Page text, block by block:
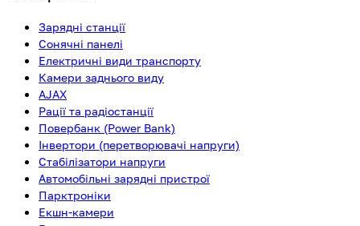
Зарядні станції
Сонячні панелі
Електричні види транспорту
Камери заднього виду
AJAX
Рації та радіостанції
Повербанк (Power Bank)
Інвертори (перетворювачі напруги)
Стабілізатори напруги
Автомобільні зарядні пристрої
Парктроніки
Екшн-камери